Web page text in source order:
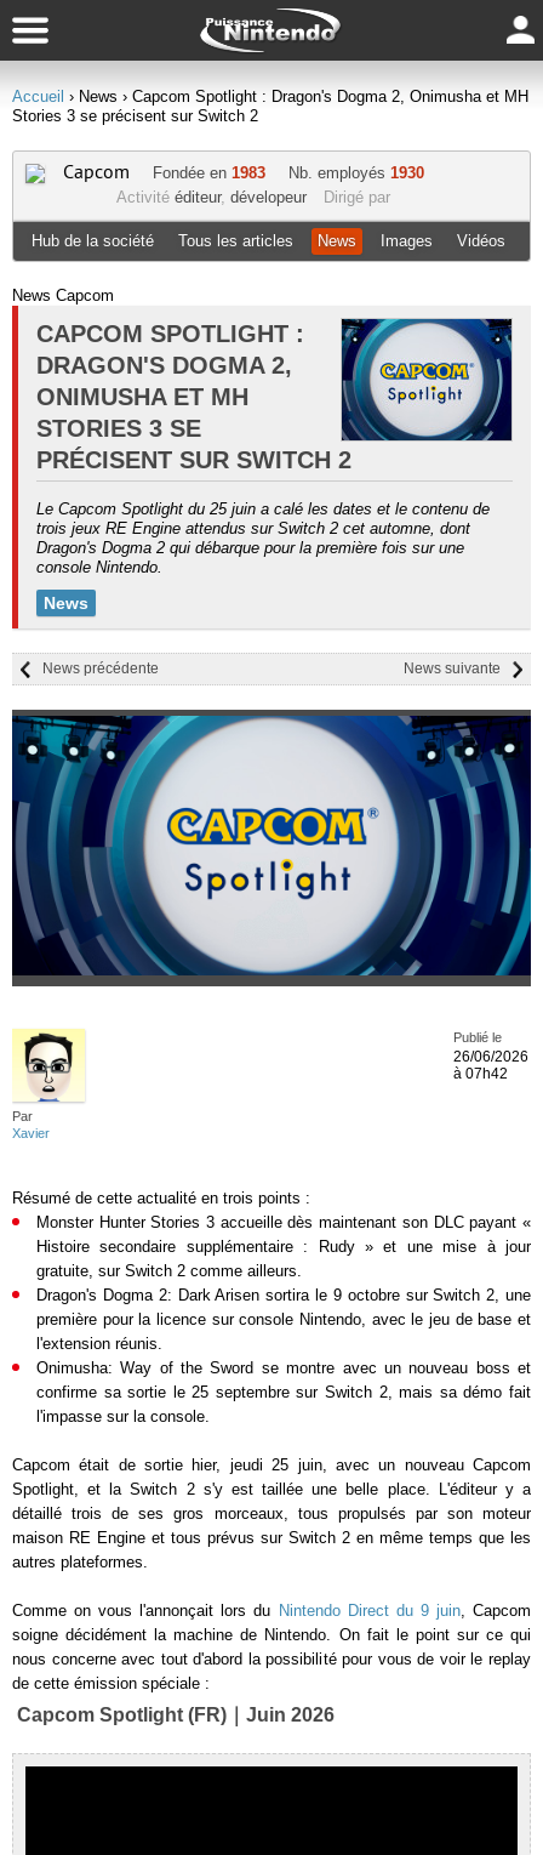
Accueil › News › Capcom Spotlight : Dragon's Dogma 2, Onimusha et MH
Stories 3 se précisent sur Switch 2
Capcom Fondée en 1983 Nb. employés 1930
Activité éditeur, dévelopeur Dirigé par
Hub de la société Tous les articles News Images Vidéos
News Capcom
CAPCOM SPOTLIGHT :
DRAGON'S DOGMA 2,
ONIMUSHA ET MH
STORIES 3 SE
PRÉCISENT SUR SWITCH 2
Le Capcom Spotlight du 25 juin a calé les dates et le contenu de
trois jeux RE Engine attendus sur Switch 2 cet automne, dont
Dragon's Dogma 2 qui débarque pour la première fois sur une
console Nintendo.
News
News suivante
News précédente
Par
Xavier
Publié le
26/06/2026
à 07h42
Résumé de cette actualité en trois points :
Monster Hunter Stories 3 accueille dès maintenant son DLC payant «
Histoire secondaire supplémentaire : Rudy » et une mise à jour
gratuite, sur Switch 2 comme ailleurs.
Dragon's Dogma 2: Dark Arisen sortira le 9 octobre sur Switch 2, une
première pour la licence sur console Nintendo, avec le jeu de base et
l'extension réunis.
Onimusha: Way of the Sword se montre avec un nouveau boss et
confirme sa sortie le 25 septembre sur Switch 2, mais sa démo fait
l'impasse sur la console.
Capcom était de sortie hier, jeudi 25 juin, avec un nouveau Capcom
Spotlight, et la Switch 2 s'y est taillée une belle place. L'éditeur y a
détaillé trois de ses gros morceaux, tous propulsés par son moteur
maison RE Engine et tous prévus sur Switch 2 en même temps que les
autres plateformes.
Comme on vous l'annonçait lors du Nintendo Direct du 9 juin, Capcom
soigne décidément la machine de Nintendo. On fait le point sur ce qui
nous concerne avec tout d'abord la possibilité pour vous de voir le replay
de cette émission spéciale :
Capcom Spotlight (FR)｜Juin 2026